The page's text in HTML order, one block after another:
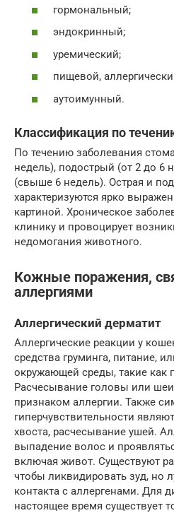
гормональный;
эндокринный;
уремический;
пищевой,
аутоимунный.
Классификация по
По течению заболевания
недель), подострый (от 2 до 6
(свыше 6 недель). Острая и
характеризуются ярко
картиной. Хроническое
клинику и провоцирует
недомогания животного.
Кожные поражения,
аллергиями
Аллергический дерматит
Аллергические реакции у
средства груминга, питание,
окружающей среды, такие как
Расчесывание головы или
признаком аллергии. Также
гиперчувствительности
хвоста, расчесывание ушей.
выпадение волос и
включая живот. Существуют
чтобы ликвидировать зуд, но
контакта с аллергенами. Для
настоящее время существует